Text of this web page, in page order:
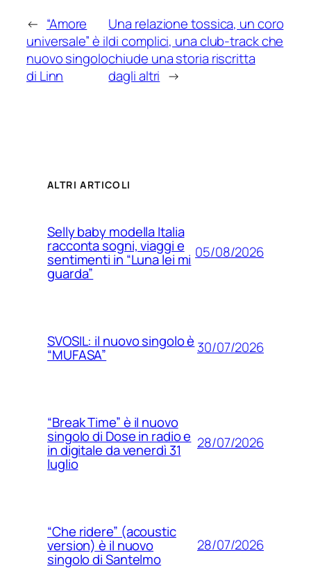
← “Amore
universale” è il
nuovo singolo
di Linn
Una relazione tossica, un coro
di complici, una club-track che
chiude una storia riscritta
dagli altri →
ALTRI ARTICOLI
Selly baby modella Italia
racconta sogni, viaggi e
sentimenti in “Luna lei mi
guarda”
05/08/2026
SVOSIL: il nuovo singolo è
“MUFASA” 30/07/2026
“Break Time” è il nuovo
singolo di Dose in radio e
in digitale da venerdì 31
luglio
28/07/2026
“Che ridere” (acoustic
version) è il nuovo
singolo di Santelmo
28/07/2026